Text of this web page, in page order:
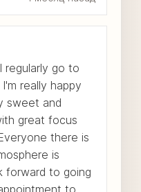
regularly go to
really happy
sweet and
great focus
there is
is
forward to going
to